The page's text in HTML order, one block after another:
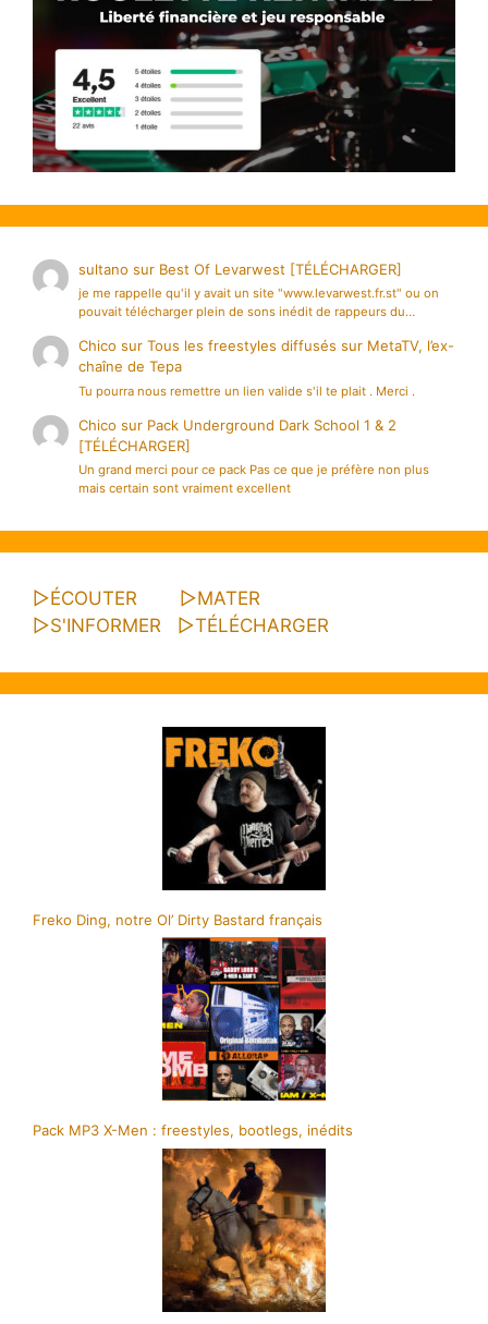
sultano sur Best Of Levarwest [TÉLÉCHARGER]
je me rappelle qu'il y avait un site "www.levarwest.fr.st" ou on
pouvait télécharger plein de sons inédit de rappeurs du…
Chico surTous les freestyles diffusés sur MetaTV, l’ex-
chaîne de Tepa
Tu pourra nous remettre un lien valide s'il te plait . Merci .
Chico sur Pack Underground Dark School 1 & 2
[TÉLÉCHARGER]
Un grand merci pour ce pack Pas ce que je préfère non plus
mais certain sont vraiment excellent
▷ÉCOUTER ▷MATER
▷S'INFORMER ▷TÉLÉCHARGER
Freko Ding, notre Ol’ Dirty Bastard français
Pack MP3 X-Men : freestyles, bootlegs, inédits